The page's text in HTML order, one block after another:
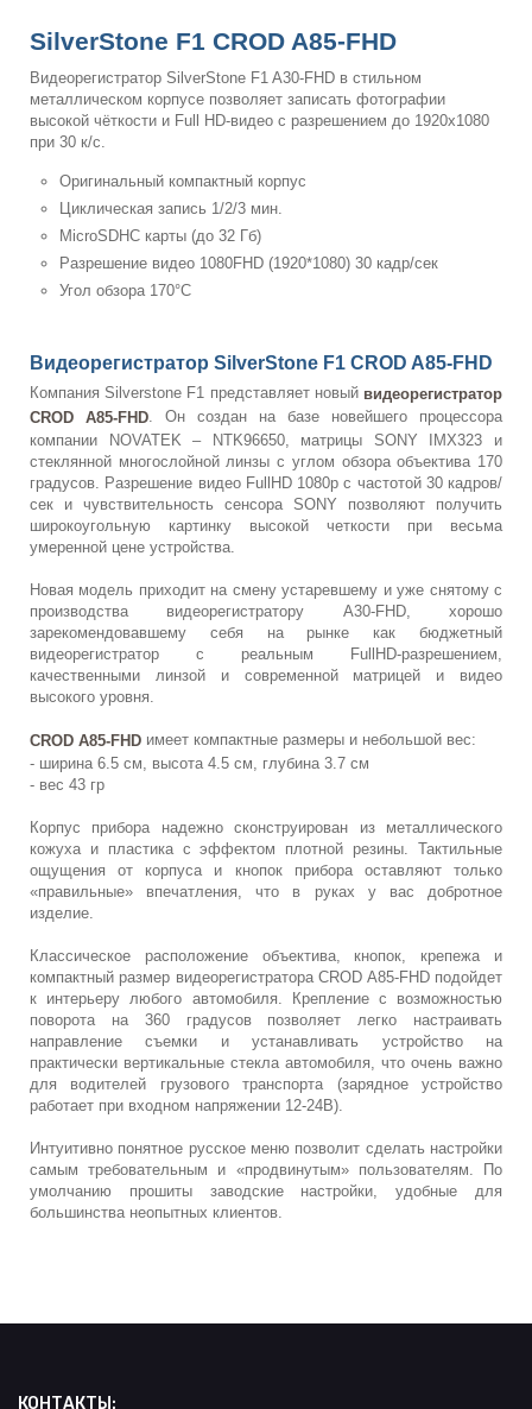
SilverStone F1 CROD A85-FHD
Видеорегистратор SilverStone F1 A30-FHD в стильном
металлическом корпусе позволяет записать фотографии
высокой чёткости и Full HD-видео с разрешением до 1920x1080
при 30 к/с.
Оригинальный компактный корпус
Циклическая запись 1/2/3 мин.
MicroSDHC карты (до 32 Гб)
Разрешение видео 1080FHD (1920*1080) 30 кадр/сек
Угол обзора 170°С
Видеорегистратор SilverStone F1 CROD A85-FHD
Компания Silverstone F1 представляет новый видеорегистратор
CROD A85-FHD. Он создан на базе новейшего процессора
компании NOVATEK – NTK96650, матрицы SONY IMX323 и
стеклянной многослойной линзы с углом обзора объектива 170
градусов. Разрешение видео FullHD 1080p с частотой 30 кадров/
сек и чувствительность сенсора SONY позволяют получить
широкоугольную картинку высокой четкости при весьма
умеренной цене устройства.
Новая модель приходит на смену устаревшему и уже снятому с
производства видеорегистратору A30-FHD, хорошо
зарекомендовавшему себя на рынке как бюджетный
видеорегистратор с реальным FullHD-разрешением,
качественными линзой и современной матрицей и видео
высокого уровня.
CROD A85-FHD имеет компактные размеры и небольшой вес:
- ширина 6.5 см, высота 4.5 см, глубина 3.7 см
- вес 43 гр
Корпус прибора надежно сконструирован из металлического
кожуха и пластика с эффектом плотной резины. Тактильные
ощущения от корпуса и кнопок прибора оставляют только
«правильные» впечатления, что в руках у вас добротное
изделие.
Классическое расположение объектива, кнопок, крепежа и
компактный размер видеорегистратора CROD A85-FHD подойдет
к интерьеру любого автомобиля. Крепление с возможностью
поворота на 360 градусов позволяет легко настраивать
направление съемки и устанавливать устройство на
практически вертикальные стекла автомобиля, что очень важно
для водителей грузового транспорта (зарядное устройство
работает при входном напряжении 12-24В).
Интуитивно понятное русское меню позволит сделать настройки
самым требовательным и «продвинутым» пользователям. По
умолчанию прошиты заводские настройки, удобные для
большинства неопытных клиентов.
КОНТАКТЫ: